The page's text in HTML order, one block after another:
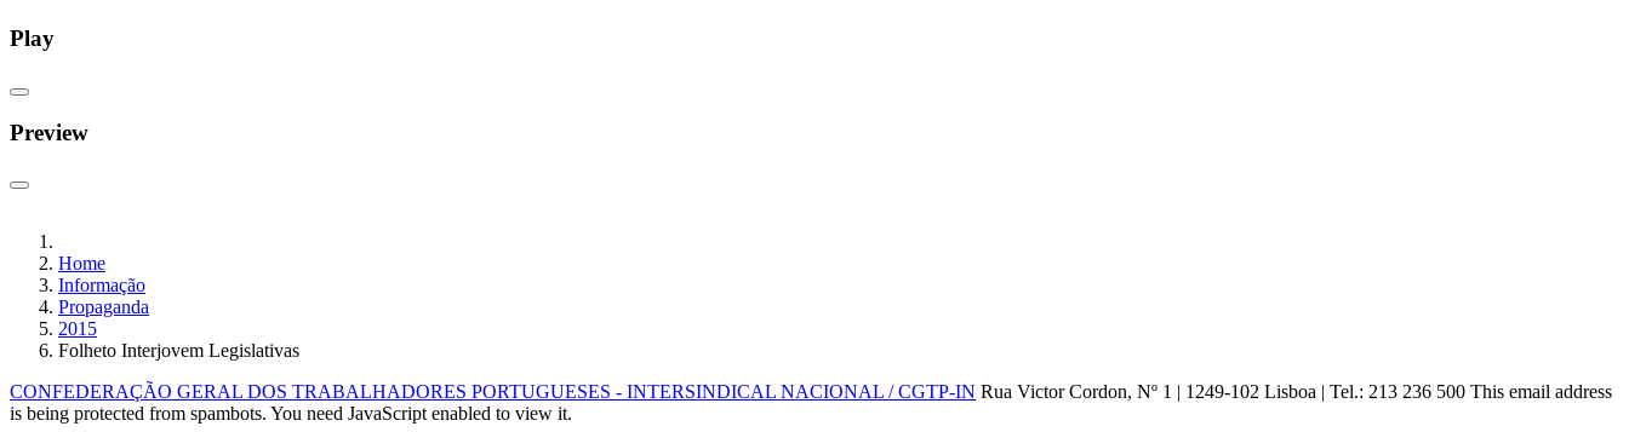
Play
Preview
Home
Informação
Propaganda
2015
Folheto Interjovem Legislativas
CONFEDERAÇÃO GERAL DOS TRABALHADORES PORTUGUESES - INTERSINDICAL NACIONAL / CGTP-IN Rua Victor Cordon, Nº 1 | 1249-102 Lisboa | Tel.: 213 236 500 This email address
is being protected from spambots. You need JavaScript enabled to view it.